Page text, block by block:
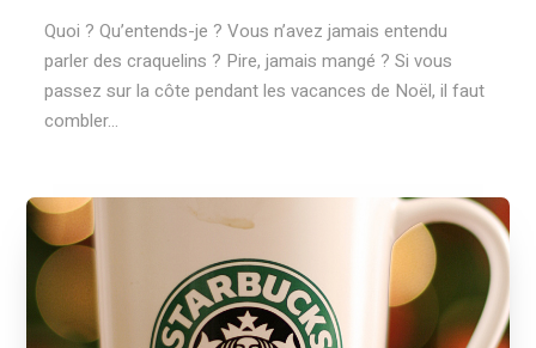
Quoi ? Qu’entends-je ? Vous n’avez jamais entendu
parler des craquelins ? Pire, jamais mangé ? Si vous
passez sur la côte pendant les vacances de Noël, il faut
combler...